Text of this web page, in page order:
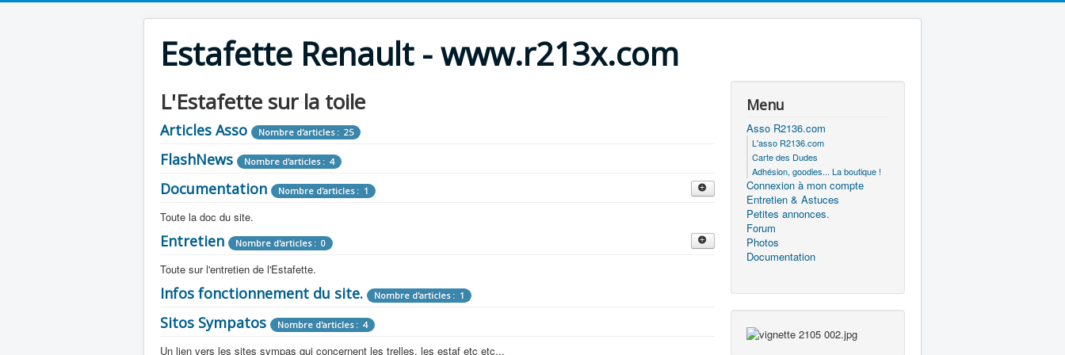
Estafette Renault - www.r213x.com
L'Estafette sur la toile
Articles Asso Nombre d'articles : 25
FlashNews Nombre d'articles : 4
Documentation Nombre d'articles : 1
Toute la doc du site.
Revue de Presse Nombre d'articles : 9
Tous les articles que l'on a vu sur l'estafette !
Camping Car Nombre d'articles : 3
Toute la doc sur les camping cars ou aménagements d'époque.
Documentation Nombre d'articles : 13
Entretien Nombre d'articles : 0
Toute sur l'entretien de l'Estafette.
Mécanique Nombre d'articles : 0
Moteur Nombre d'articles : 14
Electricité Nombre d'articles : 0
Infos fonctionnement du site. Nombre d'articles : 1
Sitos Sympatos Nombre d'articles : 4
Un lien vers les sites sympas qui concernent les trelles, les estaf etc etc...
Menu
Asso R2136.com
L'asso R2136.com
Carte des Dudes
Adhésion, goodies... La boutique !
Connexion à mon compte
Entretien & Astuces
Petites annonces.
Forum
Photos
Documentation